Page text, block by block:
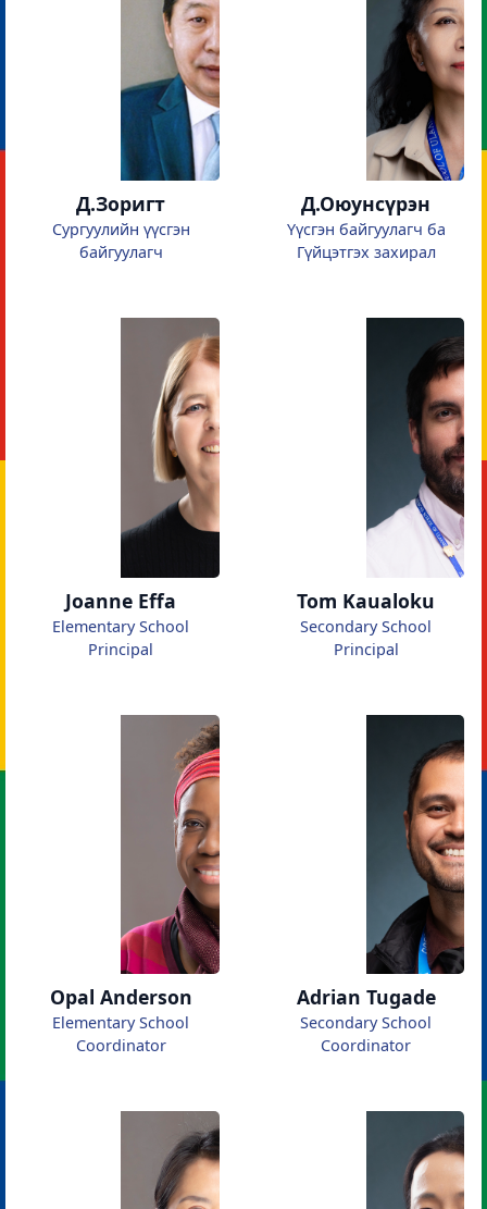
Д.Зоригт
Сургуулийн үүсгэн
байгуулагч
Д.Оюунсүрэн
Үүсгэн байгуулагч ба
Гүйцэтгэх захирал
Joanne Effa
Elementary School
Principal
Tom Kaualoku
Secondary School
Principal
Opal Anderson
Elementary School
Coordinator
Adrian Tugade
Secondary School
Coordinator